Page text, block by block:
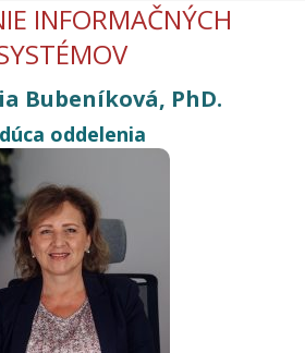
INFORMAČNÝCH
Bubeníková, PhD.
oddelenia